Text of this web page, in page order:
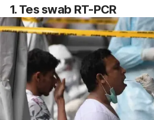
1. Tes swab RT-PCR